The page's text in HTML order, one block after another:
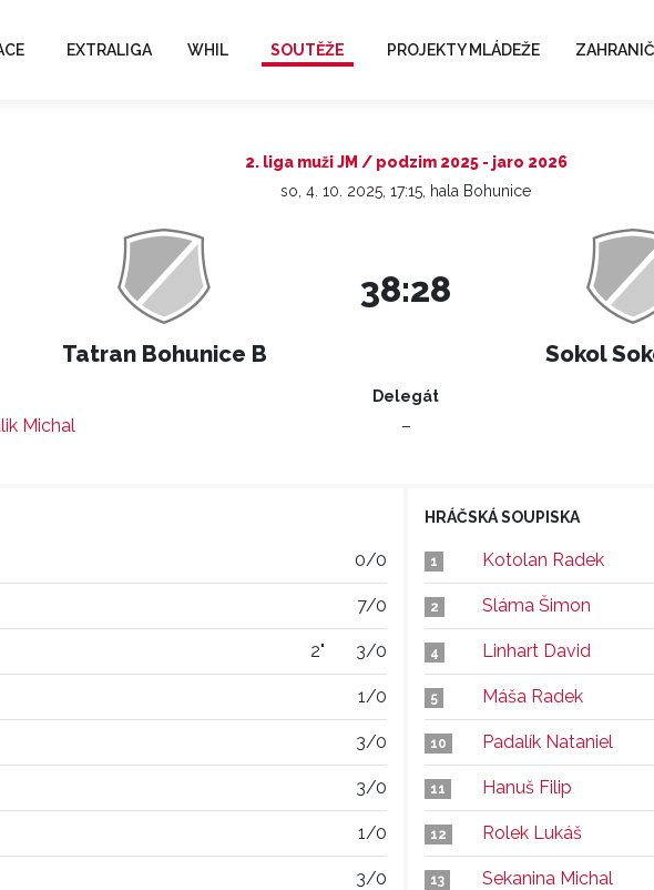
EXTRALIGA WHIL SOUTĚŽE PROJEKTY MLÁDEŽE
2. liga muži JM / podzim 2025 - jaro 2026
so, 4. 10. 2025, 17:15, hala Bohunice
Tatran Bohunice B
38:28
Sokol
Michal
Delegát
–
0/0
7/0
2" 3/0
1/0
3/0
3/0
1/0
3/0
HRÁČSKÁ SOUPISKA
1 Kotolan Radek
2 Sláma Šimon
4 Linhart David
5 Máša Radek
10 Padalík Nataniel
11 Hanuš Filip
12 Rolek Lukáš
13 Sekanina Michal